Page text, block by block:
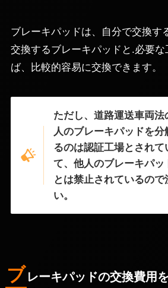
ブレーキパッドは、自分で交換す
交換するブレーキパッドと.必要
ば、比較的容易に交換できます。
ただし、道路運送車両法
人のブレーキパッドを分
るのは認証工場とされて
て、他人のブレーキパッ
とは禁止されているので
い。
ブ レーキパッドの交換費用